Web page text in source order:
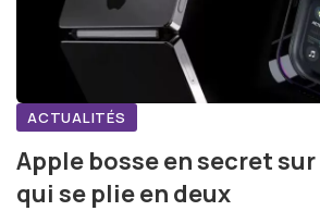
ACTUALITÉS
Apple bosse en secret
qui se plie en deux